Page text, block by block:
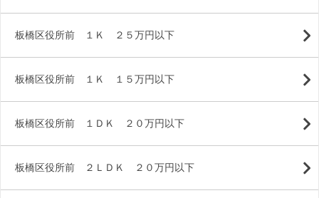
板橋区役所前 １Ｋ ２５万円以下
板橋区役所前 １Ｋ １５万円以下
板橋区役所前 １ＤＫ ２０万円以下
板橋区役所前 ２ＬＤＫ ２０万円以下